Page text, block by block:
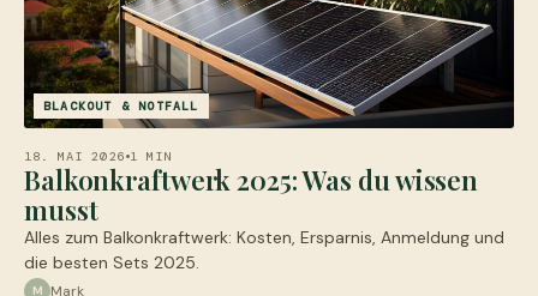
BLACKOUT & NOTFALL
18. MAI 2026 1 MIN
Balkonkraftwerk 2025: Was du wissen
musst
Alles zum Balkonkraftwerk: Kosten, Ersparnis, Anmeldung und
die besten Sets 2025.
M Mark